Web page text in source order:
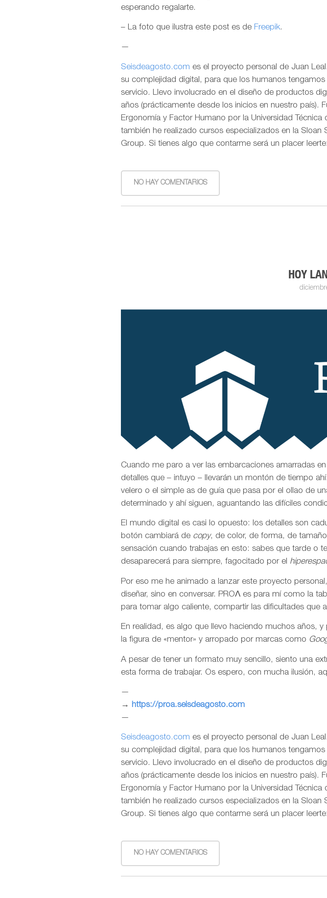
esperando regalarte.
– La foto que ilustra este post es de Freepik.
—
Seisdeagosto.com es el proyecto personal de Juan
su complejidad digital, para que los humanos
servicio. Llevo involucrado en el diseño de productos
años (prácticamente desde los inicios en nuestro país).
Ergonomía y Factor Humano por la Universidad
también he realizado cursos especializados en la Sloan
Group. Si tienes algo que contarme será un placer
NO HAY COMENTARIOS
HOY
Cuando me paro a ver las embarcaciones amarradas
detalles que – intuyo – llevarán un montón de tiempo
velero o el simple as de guía que pasa por el ollao de
determinado y ahí siguen, aguantando las difíciles
El mundo digital es casi lo opuesto: los detalles son
botón cambiará de copy, de color, de forma, de
sensación cuando trabajas en esto: sabes que tarde o
desaparecerá para siempre, fagocitado por el
Por eso me he animado a lanzar este proyecto
diseñar, sino en conversar. PROΛ es para mí como la
para tomar algo caliente, compartir las dificultades que
En realidad, es algo que llevo haciendo muchos años,
la figura de «mentor» y arropado por marcas como
A pesar de tener un formato muy sencillo, siento una
esta forma de trabajar. Os espero, con mucha ilusión,
—
→ https://proa.seisdeagosto.com
—
Seisdeagosto.com es el proyecto personal de Juan
su complejidad digital, para que los humanos
servicio. Llevo involucrado en el diseño de productos
años (prácticamente desde los inicios en nuestro país).
Ergonomía y Factor Humano por la Universidad
también he realizado cursos especializados en la Sloan
Group. Si tienes algo que contarme será un placer
NO HAY COMENTARIOS